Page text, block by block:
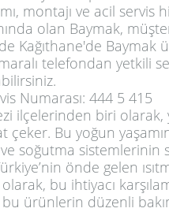
montajı ve acil servis
olan Baymak,
Kağıthane'de Baymak
telefondan yetkili
Numarası: 444 5 415
ilçelerinden biri
çeker. Bu yoğun
soğutma sistemlerinin
önde gelen
bu ihtiyacı
ürünlerin düzenli